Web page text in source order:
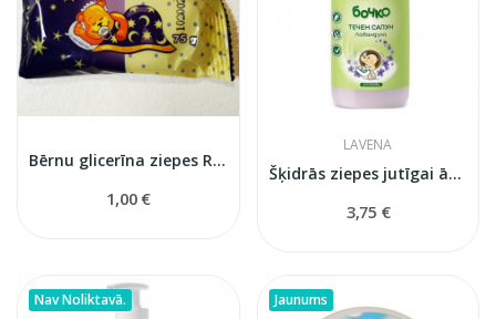
Bērnu glicerīna ziepes Relina
1,00 €
LAVENA
Šķidrās ziepes jutīgai ādai ar lavandu 410 ml
3,75 €
Nav Noliktavā. Jaunums